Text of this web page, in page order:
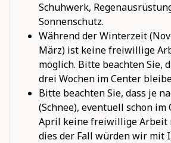
Schuhwerk,
Sonnenschutz.
Während der Winterzeit
März) ist keine freiwillige
möglich. Bitte beachten Sie,
drei Wochen im Center
Bitte beachten Sie, dass je
(Schnee), eventuell schon im
April keine freiwillige Arbeit
dies der Fall würden wir mit